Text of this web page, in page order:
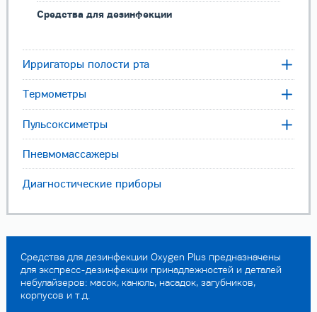
Средства для дезинфекции
Ирригаторы полости рта
Термометры
Пульсоксиметры
Пневмомассажеры
Диагностические приборы
Средства для дезинфекции Oxygen Plus предназначены
для экспресс-дезинфекции принадлежностей и деталей
небулайзеров: масок, канюль, насадок, загубников,
корпусов и т.д.